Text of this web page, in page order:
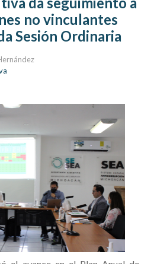
no vinculantes
Sesión Ordinaria